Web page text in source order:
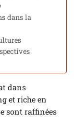
dans la
dans
et riche en
sont raffinées